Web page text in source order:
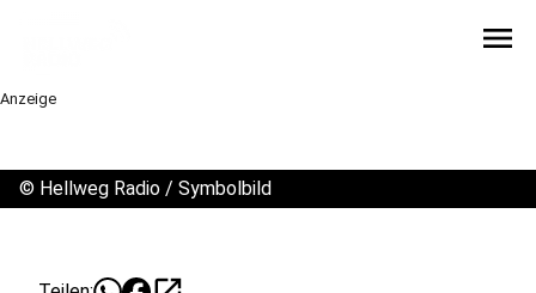
menu
Anzeige
© Hellweg Radio / Symbolbild